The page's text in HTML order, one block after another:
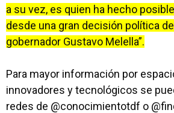
a su vez, es quien ha hecho
desde una gran decisión política
gobernador Gustavo Melella”.
Para mayor información por
innovadores y tecnológicos se
redes de @conocimientotdf o